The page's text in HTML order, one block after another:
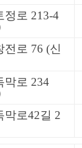
정로 213-4
로 76 (신
막로 234
막로42길 2